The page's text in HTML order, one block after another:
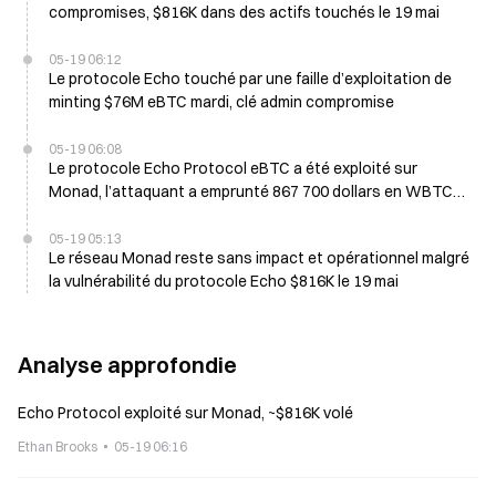
compromises, $816K dans des actifs touchés le 19 mai
05-19 06:12
Le protocole Echo touché par une faille d’exploitation de
minting $76M eBTC mardi, clé admin compromise
05-19 06:08
Le protocole Echo Protocol eBTC a été exploité sur
Monad, l’attaquant a emprunté 867 700 dollars en WBTC
05-19 05:13
Le réseau Monad reste sans impact et opérationnel malgré
la vulnérabilité du protocole Echo $816K le 19 mai
Analyse approfondie
Echo Protocol exploité sur Monad, ~$816K volé
Ethan Brooks 05-19 06:16